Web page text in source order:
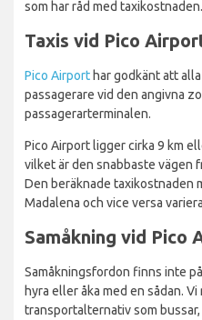
som har råd med taxikostnaden.
Taxis vid Pico
Pico Airport har godkänt att
passagerare vid den angivna
passagerarterminalen.
Pico Airport ligger cirka 9 km
vilket är den snabbaste vägen
Den beräknade taxikostnaden
Madalena och vice versa
Samåkning vid Pico
Samåkningsfordon finns inte
hyra eller åka med en sådan.
transportalternativ som